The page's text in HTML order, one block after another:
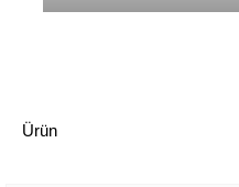
Ürün